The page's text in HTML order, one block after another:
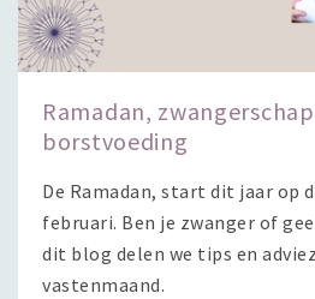
Ramadan,
borstvoeding
De Ramadan, start dit jaar op
februari. Ben je zwanger of
dit blog delen we tips en
vastenmaand.